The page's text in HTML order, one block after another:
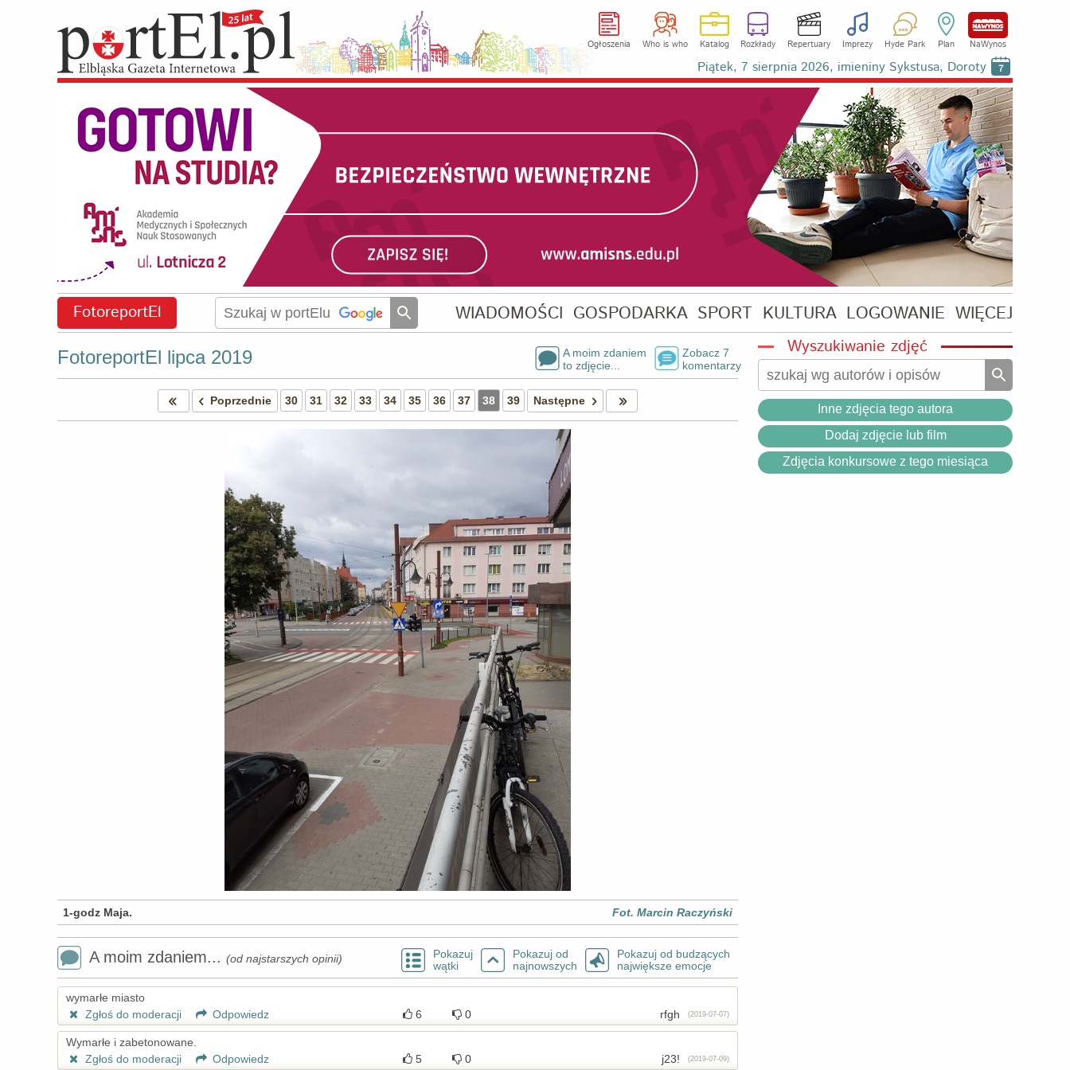
Ogłoszenia Who is who Katalog Rozkłady Repertuary Imprezy Hyde Park Plan NaWynos
Piątek, 7 sierpnia 2026, imieniny Sykstusa, Doroty 7
FotoreportEl WIADOMOŚCI GOSPODARKA SPORT KULTURA LOGOWANIE WIĘCEJ
FotoreportEl lipca 2019
A moim zdaniem
to zdjęcie...
Zobacz 7
komentarzy
Poprzednie 30 31 32 33 34 35 36 37 38 39 Następne
1-godz Maja. Fot. Marcin Raczyński
A moim zdaniem... (od najstarszych opinii)
Pokazuj
wątki
Pokazuj od
najnowszych
Pokazuj od budzących
największe emocje
wymarłe miasto
Zgłoś do moderacji
Odpowiedz 6 0 rfgh (2019-07-07)
Wymarłe i zabetonowane.
Zgłoś do moderacji
Odpowiedz 5 0 j23! (2019-07-09)
Wyszukiwanie zdjęć
Inne zdjęcia tego autora
Dodaj zdjęcie lub film
Zdjęcia konkursowe z tego miesiąca